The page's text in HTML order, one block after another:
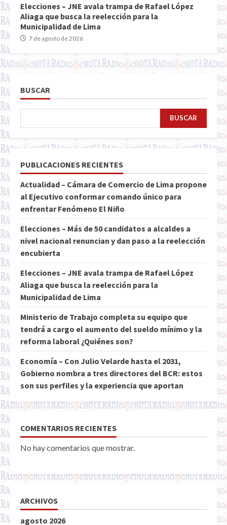
Elecciones – JNE avala trampa de Rafael López
Aliaga que busca la reelección para la
Municipalidad de Lima
7 de agosto de 2026
BUSCAR
BUSCAR
PUBLICACIONES RECIENTES
Actualidad – Cámara de Comercio de Lima propone
al Ejecutivo conformar comando único para
enfrentar Fenómeno El Niño
Elecciones – Más de 50 candidatos a alcaldes a
nivel nacional renuncian y dan paso a la reelección
encubierta
Elecciones – JNE avala trampa de Rafael López
Aliaga que busca la reelección para la
Municipalidad de Lima
Ministerio de Trabajo completa su equipo que
tendrá a cargo el aumento del sueldo mínimo y la
reforma laboral ¿Quiénes son?
Economía – Con Julio Velarde hasta el 2031,
Gobierno nombra a tres directores del BCR: estos
son sus perfiles y la experiencia que aportan
COMENTARIOS RECIENTES
No hay comentarios que mostrar.
ARCHIVOS
agosto 2026